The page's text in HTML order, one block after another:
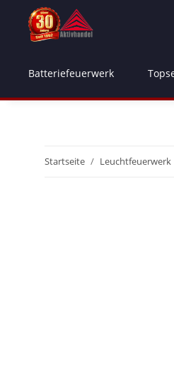
Batteriefeuerwerk
Startseite Leuchtfeuerwerk